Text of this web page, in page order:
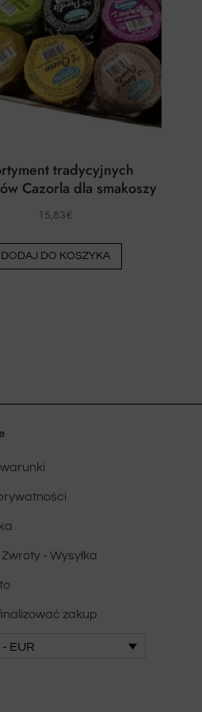
tradycyjnych
Cazorla dla smakoszy
15,83€
DODAJ DO KOSZYKA
- Wysyłka
zakup
EUR